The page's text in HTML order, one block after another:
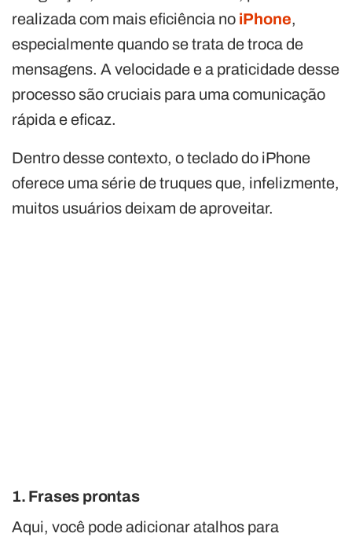
realizada com mais eficiência no iPhone,
especialmente quando se trata de troca de
mensagens. A velocidade e a praticidade desse
processo são cruciais para uma comunicação
rápida e eficaz.
Dentro desse contexto, o teclado do iPhone
oferece uma série de truques que, infelizmente,
muitos usuários deixam de aproveitar.
1. Frases prontas
Aqui, você pode adicionar atalhos para